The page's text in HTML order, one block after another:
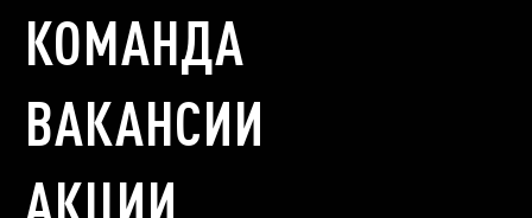
КОМАНДА
ВАКАНСИИ
АКЦИИ